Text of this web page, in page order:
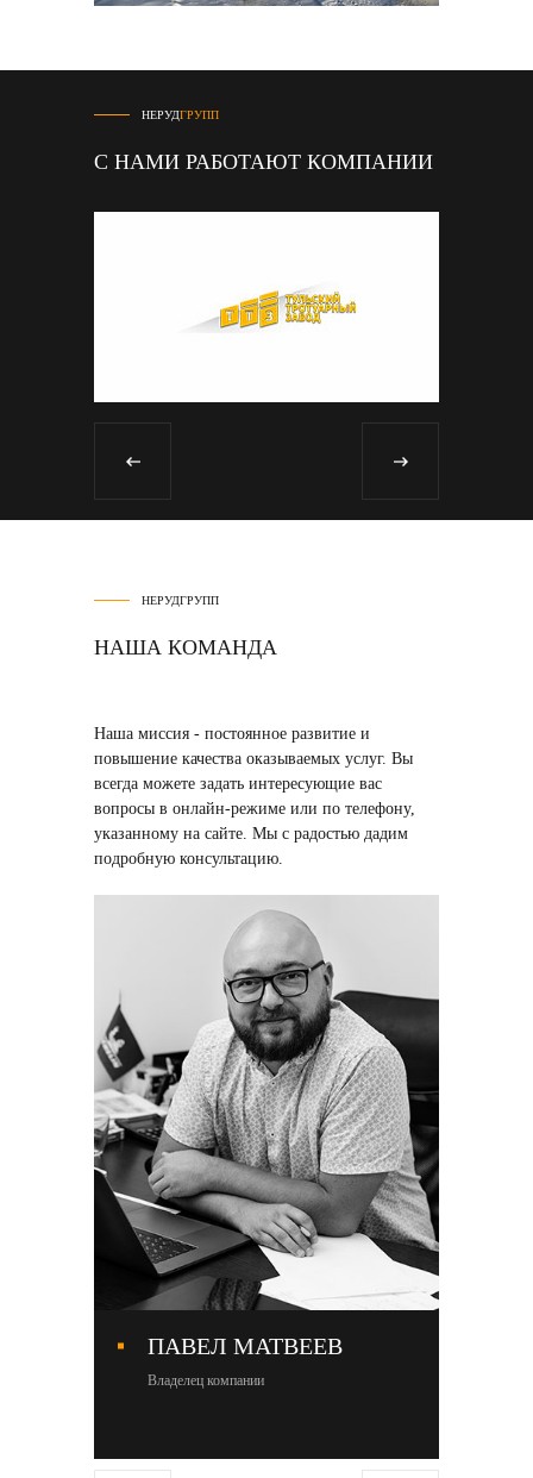
НЕРУДГРУПП
С НАМИ РАБОТАЮТ КОМПАНИИ
НЕРУДГРУПП
НАША КОМАНДА
Наша миссия - постоянное развитие и
повышение качества оказываемых услуг. Вы
всегда можете задать интересующие вас
вопросы в онлайн-режиме или по телефону,
указанному на сайте. Мы с радостью дадим
подробную консультацию.
ПАВЕЛ МАТВЕЕВ
Владелец компании